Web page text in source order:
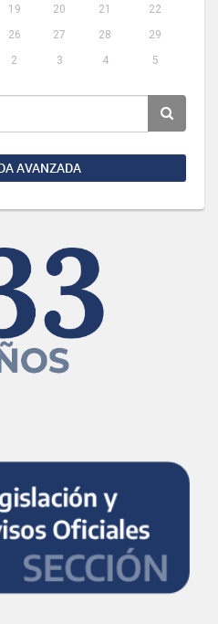
19 20 21
22
26 27 28
29
2 3 4 5
AVANZADA